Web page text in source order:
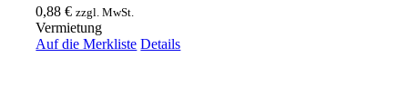
0,88€ zzgl. MwSt.
Vermietung
Auf die Merkliste Details